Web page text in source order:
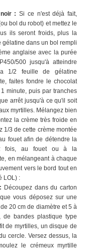
: Si ce n'est déjà fait,
bol du robot) et mettez le
ils seront froids, plus la
gélatine dans un bol rempli
anglaise avec la purée
500 jusqu'à atteindre
1/2 feuille de gélatine
faites fondre le chocolat
minute, puis par tranches
arrêt jusqu'à ce qu'il soit
myrtilles. Mélangez bien
la crème très froide en
1/3 de cette crème montée
fouet afin de détendre la
2 fois, au fouet ou à la
en mélangeant à chaque
vers le bord tout en
LOL) :
Découpez dans du carton
vous déposez sur une
20 cm de diamètre et 5 à
bandes plastique type
de myrtilles, un disque de
cercle. Versez dessus, la
le crémeux myrtille